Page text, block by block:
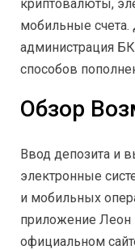
криптовалюты,
мобильные счета.
администрация
способов
Обзор
Ввод депозита и
электронные
и мобильных
приложение Леон
официальном